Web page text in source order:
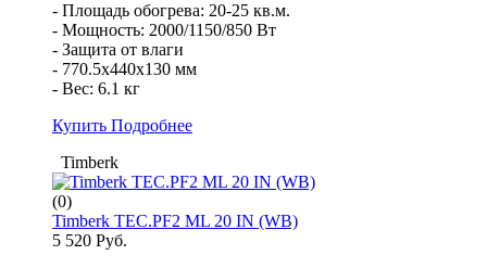
- Площадь обогрева: 20-25 кв.м.
- Мощность: 2000/1150/850 Вт
- Защита от влаги
- 770.5x440x130 мм
- Вес: 6.1 кг
Купить Подробнее
Timberk
(0)
Timberk TEC.PF2 ML 20 IN (WB)
5 520 Руб.